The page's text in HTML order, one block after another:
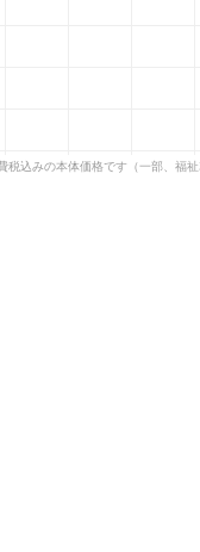
込みの本体価格です（一部、福祉